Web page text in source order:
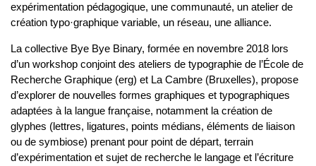
expérimentation pédagogique, une communauté, un atelier de
création typo·graphique variable, un réseau, une alliance.
La collective Bye Bye Binary, formée en novembre 2018 lors
d’un workshop conjoint des ateliers de typographie de l’École de
Recherche Graphique (erg) et La Cambre (Bruxelles), propose
d’explorer de nouvelles formes graphiques et typographiques
adaptées à la langue française, notamment la création de
glyphes (lettres, ligatures, points médians, éléments de liaison
ou de symbiose) prenant pour point de départ, terrain
d’expérimentation et sujet de recherche le langage et l’écriture